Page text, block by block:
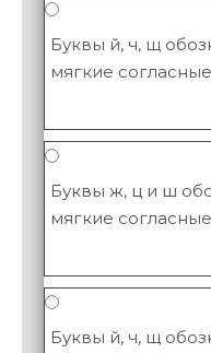
Буквы й, ч, щ
мягкие
Буквы ж, ц и ш
мягкие
Буквы й, ч, щ